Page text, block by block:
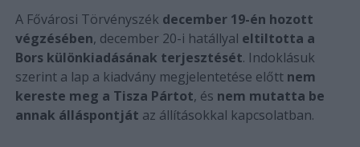
A Fővárosi Törvényszék december 19-én hozott
végzésében, december 20-i hatállyal eltiltotta a
Bors különkiadásának terjesztését. Indoklásuk
szerint a lap a kiadvány megjelentetése előtt nem
kereste meg a Tisza Pártot, és nem mutatta be
annak álláspontját az állításokkal kapcsolatban.